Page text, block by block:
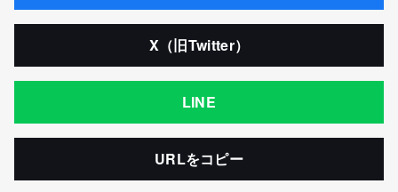
X（旧Twitter）
LINE
URLをコピー